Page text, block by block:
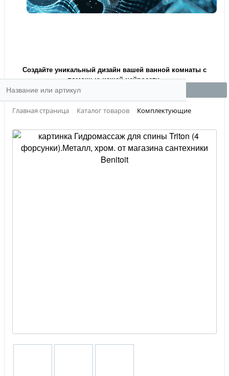
Создайте уникальный дизайн вашей ванной комнаты с
помощью нашей нейросети.
Главная страница Каталог товаров Комплектующие